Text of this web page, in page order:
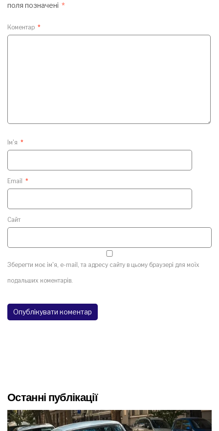
поля позначені *
Коментар *
Ім'я *
Email *
Сайт
Зберегти моє ім'я, e-mail, та адресу сайту в цьому браузері для моїх
подальших коментарів.
Останні публікації